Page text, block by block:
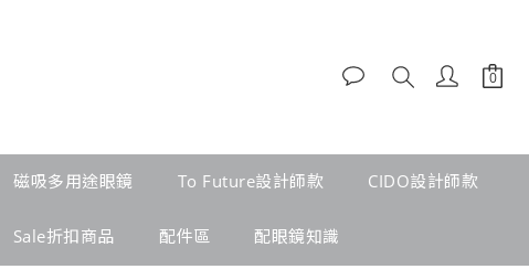
磁吸多用途眼鏡 To Future設計師款 CIDO設計師款
Sale折扣商品 配件區 配眼鏡知識